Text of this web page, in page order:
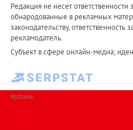
Редакция не несет
обнародованные в рекламных
законодательству,
рекламодатель.
Субъект в сфере онлайн-медиа;
РЕКЛАМА